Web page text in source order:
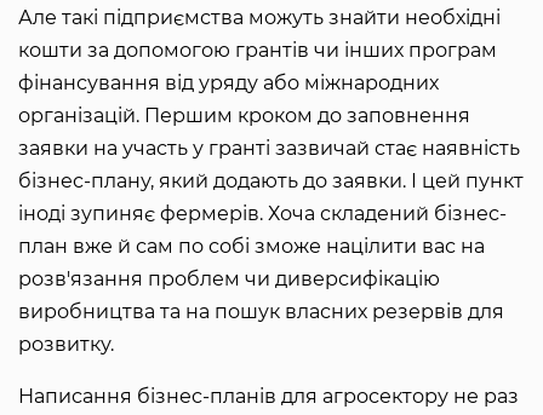
Але такі підприємства можуть знайти необхідні
кошти за допомогою грантів чи інших програм
фінансування від уряду або міжнародних
організацій. Першим кроком до заповнення
заявки на участь у гранті зазвичай стає наявність
бізнес-плану, який додають до заявки. І цей пункт
іноді зупиняє фермерів. Хоча складений бізнес-
план вже й сам по собі зможе націлити вас на
розв'язання проблем чи диверсифікацію
виробництва та на пошук власних резервів для
розвитку.
Написання бізнес-планів для агросектору не раз